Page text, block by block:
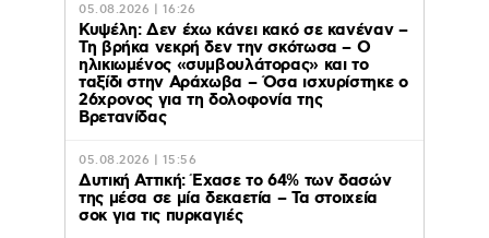
05.08.2026 | 16:26
Κυψέλη: Δεν έχω κάνει κακό σε κανέναν –
Τη βρήκα νεκρή δεν την σκότωσα – Ο
ηλικιωμένος «συμβουλάτορας» και το
ταξίδι στην Αράχωβα – Όσα ισχυρίστηκε ο
26χρονος για τη δολοφονία της
Βρετανίδας
05.08.2026 | 15:56
Δυτική Αττική: Έχασε το 64% των δασών
της μέσα σε μία δεκαετία – Τα στοιχεία
σοκ για τις πυρκαγιές